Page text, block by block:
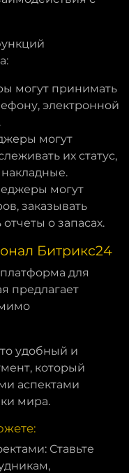
могут принимать
электронной
могут
их статус,
накладные.
могут
заказывать
о запасах.
Битрикс24
для
предлагает
удобный и
который
аспектами
мира.
Ставьте